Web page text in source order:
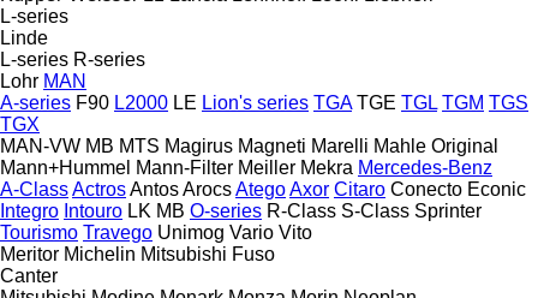
L-series
Linde
L-series R-series
Lohr MAN
A-series F90 L2000 LE Lion's series TGA TGE TGL TGM TGS
TGX
MAN-VW MB MTS Magirus Magneti Marelli Mahle Original
Mann+Hummel Mann-Filter Meiller Mekra Mercedes-Benz
A-ClassActrosAntosArocsAtegoAxor Citaro Conecto Econic
Integro Intouro LK MB O-series R-Class S-Class Sprinter
Tourismo Travego Unimog Vario Vito
Meritor Michelin Mitsubishi Fuso
Canter